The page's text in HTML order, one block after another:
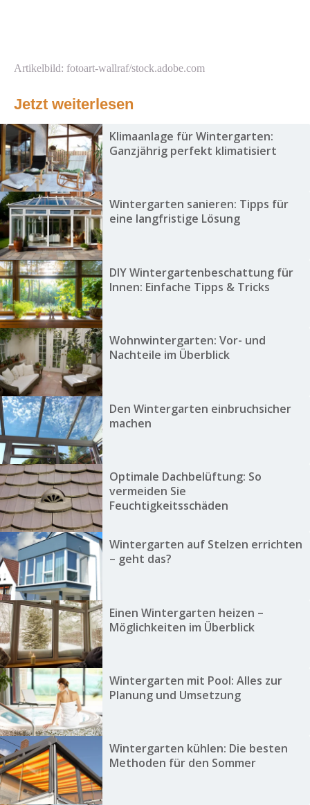
Artikelbild: fotoart-wallraf/stock.adobe.com
Jetzt weiterlesen
Klimaanlage für Wintergarten:
Ganzjährig perfekt klimatisiert
Wintergarten sanieren: Tipps für
eine langfristige Lösung
DIY Wintergartenbeschattung für
Innen: Einfache Tipps & Tricks
Wohnwintergarten: Vor- und
Nachteile im Überblick
Den Wintergarten einbruchsicher
machen
Optimale Dachbelüftung: So
vermeiden Sie
Feuchtigkeitsschäden
Wintergarten auf Stelzen errichten
– geht das?
Einen Wintergarten heizen –
Möglichkeiten im Überblick
Wintergarten mit Pool: Alles zur
Planung und Umsetzung
Wintergarten kühlen: Die besten
Methoden für den Sommer